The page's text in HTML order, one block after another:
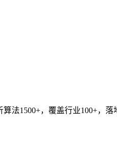
1500+，覆盖行业100+，